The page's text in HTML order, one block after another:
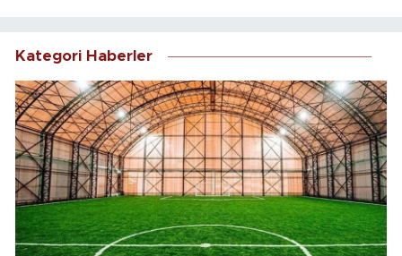
Kategori Haberler